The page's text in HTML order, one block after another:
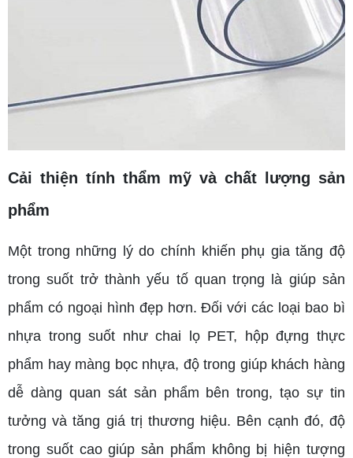
Cải thiện tính thẩm mỹ và chất lượng sản
phẩm
Một trong những lý do chính khiến phụ gia tăng độ
trong suốt trở thành yếu tố quan trọng là giúp sản
phẩm có ngoại hình đẹp hơn. Đối với các loại bao bì
nhựa trong suốt như chai lọ PET, hộp đựng thực
phẩm hay màng bọc nhựa, độ trong giúp khách hàng
dễ dàng quan sát sản phẩm bên trong, tạo sự tin
tưởng và tăng giá trị thương hiệu. Bên cạnh đó, độ
trong suốt cao giúp sản phẩm không bị hiện tượng